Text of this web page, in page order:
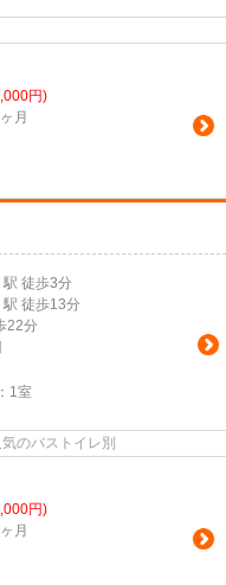
円)
月
駅 徒歩3分
駅 徒歩13分
22分
1室
のバストイレ別
円)
月